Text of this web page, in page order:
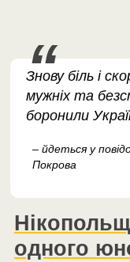
Знову біль і
мужніх та
боронили
– йдеться у
Покрова
одного